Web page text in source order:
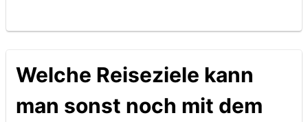
Welche Reiseziele kann
man sonst noch mit dem